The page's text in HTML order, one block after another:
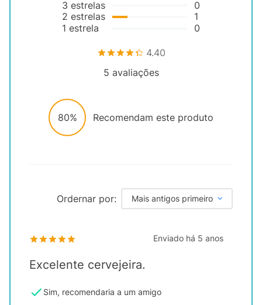
3 estrelas
2 estrelas
1 estrela
0
1
0
4.40
5 avaliações
80% Recomendam este produto
Ordernar por: Mais antigos primeiro
Enviado há 5 anos
Excelente cervejeira.
Sim, recomendaria a um amigo